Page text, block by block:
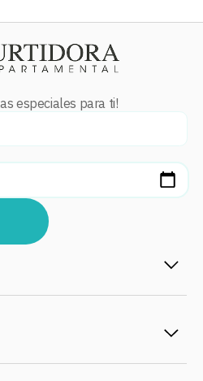
especiales para ti!